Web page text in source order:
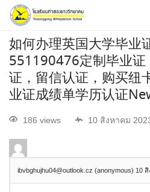
如何办理英国大学毕业
551190476定制毕业证
证，留信认证，购买纽
业证成绩单学历认证
186 views 10 สิงหาคม
ibvbghujhu04@outlook.cz (anonymous) 10